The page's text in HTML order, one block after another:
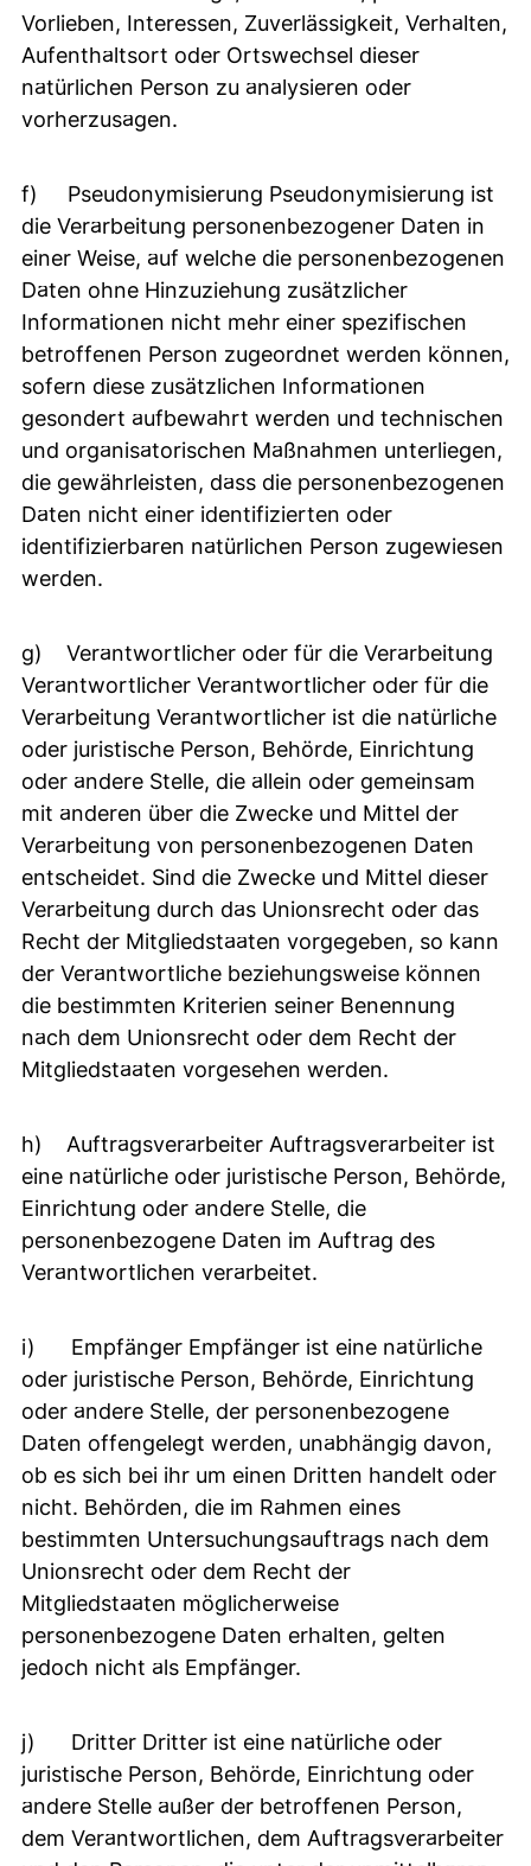
Vorlieben, Interessen, Zuverlässigkeit, Verhalten,
Aufenthaltsort oder Ortswechsel dieser
natürlichen Person zu analysieren oder
vorherzusagen.
f) Pseudonymisierung Pseudonymisierung ist
die Verarbeitung personenbezogener Daten in
einer Weise, auf welche die personenbezogenen
Daten ohne Hinzuziehung zusätzlicher
Informationen nicht mehr einer spezifischen
betroffenen Person zugeordnet werden können,
sofern diese zusätzlichen Informationen
gesondert aufbewahrt werden und technischen
und organisatorischen Maßnahmen unterliegen,
die gewährleisten, dass die personenbezogenen
Daten nicht einer identifizierten oder
identifizierbaren natürlichen Person zugewiesen
werden.
g) Verantwortlicher oder für die Verarbeitung
Verantwortlicher Verantwortlicher oder für die
Verarbeitung Verantwortlicher ist die natürliche
oder juristische Person, Behörde, Einrichtung
oder andere Stelle, die allein oder gemeinsam
mit anderen über die Zwecke und Mittel der
Verarbeitung von personenbezogenen Daten
entscheidet. Sind die Zwecke und Mittel dieser
Verarbeitung durch das Unionsrecht oder das
Recht der Mitgliedstaaten vorgegeben, so kann
der Verantwortliche beziehungsweise können
die bestimmten Kriterien seiner Benennung
nach dem Unionsrecht oder dem Recht der
Mitgliedstaaten vorgesehen werden.
h) Auftragsverarbeiter Auftragsverarbeiter ist
eine natürliche oder juristische Person, Behörde,
Einrichtung oder andere Stelle, die
personenbezogene Daten im Auftrag des
Verantwortlichen verarbeitet.
i) Empfänger Empfänger ist eine natürliche
oder juristische Person, Behörde, Einrichtung
oder andere Stelle, der personenbezogene
Daten offengelegt werden, unabhängig davon,
ob es sich bei ihr um einen Dritten handelt oder
nicht. Behörden, die im Rahmen eines
bestimmten Untersuchungsauftrags nach dem
Unionsrecht oder dem Recht der
Mitgliedstaaten möglicherweise
personenbezogene Daten erhalten, gelten
jedoch nicht als Empfänger.
j) Dritter Dritter ist eine natürliche oder
juristische Person, Behörde, Einrichtung oder
andere Stelle außer der betroffenen Person,
dem Verantwortlichen, dem Auftragsverarbeiter